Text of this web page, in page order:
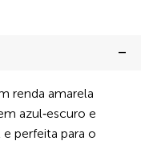
renda amarela
azul‑escuro e
perfeita para o